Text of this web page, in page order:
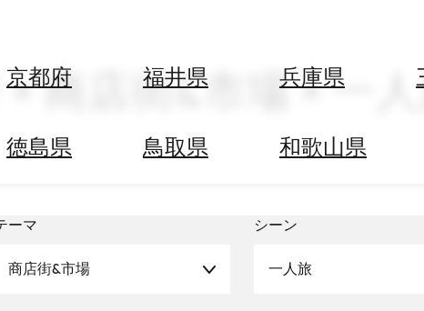
京都府 福井県 兵庫県
徳島県 鳥取県 和歌山県
商店街&市場 × 一
ーマ
商店街&市場
シーン
一人旅